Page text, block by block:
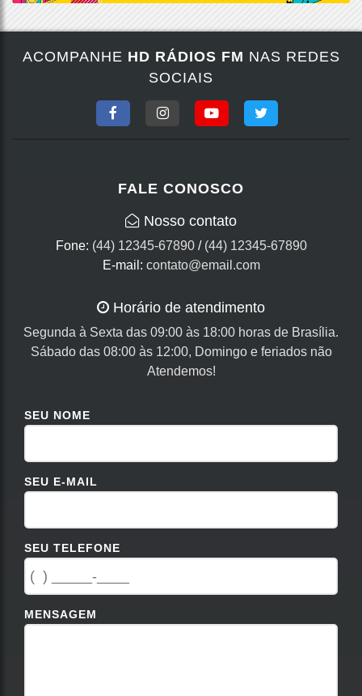
ACOMPANHE HD RÁDIOS FM NAS REDES
SOCIAIS
FALE CONOSCO
Nosso contato
Fone: (44) 12345-67890/ (44) 12345-67890
E-mail: contato@email.com
Horário de atendimento
Segunda à Sexta das 09:00 às 18:00 horas de Brasília.
Sábado das 08:00 às 12:00, Domingo e feriados não
Atendemos!
SEU NOME
SEU E-MAIL
SEU TELEFONE
MENSAGEM